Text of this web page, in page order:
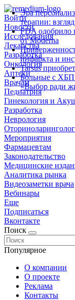
Войти
Новости
Исследования
Лекарства
Разработка
Онкология
Аптеки
Врачам
Педиатрия
Гинекология и
Разработка
Неврология
Мероприятия
Фармацевтам
Законодательство
Медицинские
Аналитика рынка
Видеозаметки врача
Вебинары
Еще
Подписаться
Вконтакте
Поиск
Популярное
Эра
терапии:
FDA одобрило
от Moderna
инфаркта и
Tarsus
Больные с ХБП
«Выбор ради
О компании
О проекте
Реклама
Контакты